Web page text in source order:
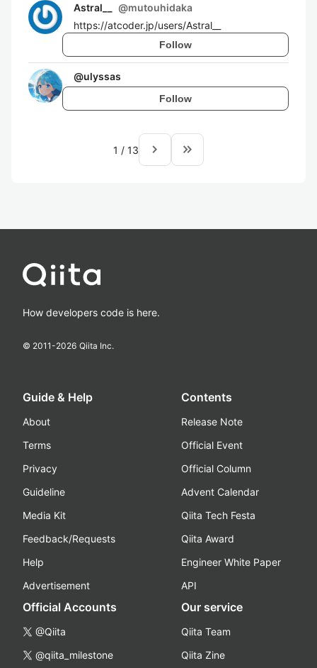
Astral__ @mutouhidaka
https://atcoder.jp/users/Astral__
Follow
@ulyssas
Follow
1 / 13 navigate_next keyboard_double_arrow_right
How developers code is here.
© 2011-2026 Qiita Inc.
Guide & Help
About
Terms
Privacy
Guideline
Media Kit
Feedback/Requests
Help
Advertisement
Contents
Release Note
Official Event
Official Column
Advent Calendar
Qiita Tech Festa
Qiita Award
Engineer White Paper
API
Official Accounts
@Qiita
@qiita_milestone
Our service
Qiita Team
Qiita Zine